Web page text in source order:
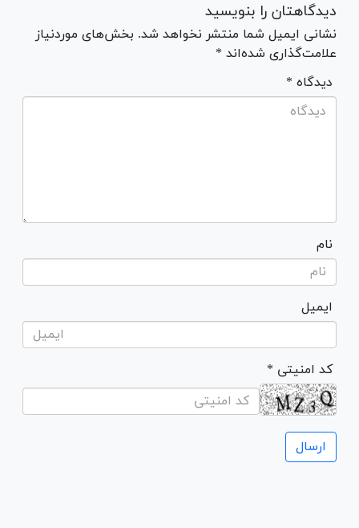
دیدگاهتان را بنویسید
نشانی ایمیل شما منتشر نخواهد شد. بخش‌های موردنیاز
علامت‌گذاری شده‌اند *
* دیدگاه
نام
ایمیل
* کد امنیتی